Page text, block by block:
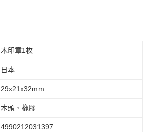
木印章1枚
日本
29x21x32mm
木頭、橡膠
4990212031397